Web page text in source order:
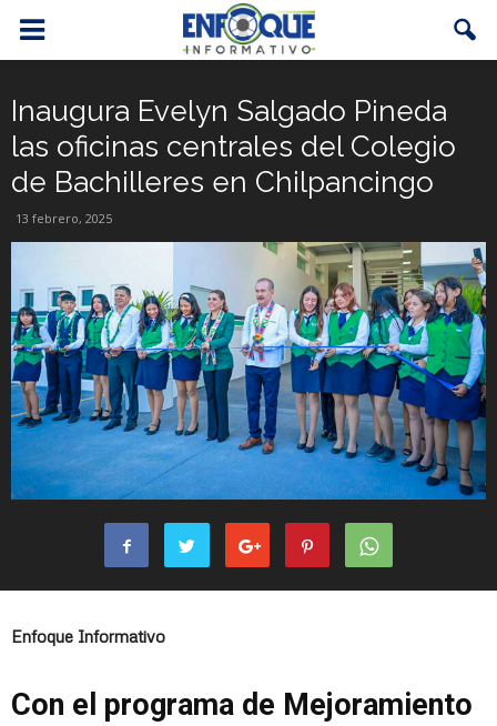
Inaugura Evelyn Salgado Pineda
las oficinas centrales del Colegio
de Bachilleres en Chilpancingo
13 febrero, 2025
Enfoque Informativo
Con el programa de Mejoramiento